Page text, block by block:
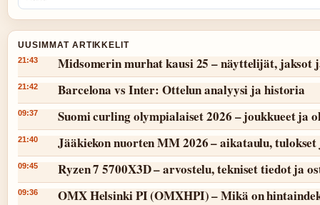
UUSIMMAT ARTIKKELIT
21:43 Midsomerin murhat kausi 25 – näyttelijät, jaksot
21:42 Barcelona vs Inter: Ottelun analyysi ja historia
09:37 Suomi curling olympialaiset 2026 – joukkueet ja
21:40 Jääkiekon nuorten MM 2026 – aikataulu,
09:45 Ryzen 7 5700X3D – arvostelu, tekniset tiedot ja
09:36 OMX Helsinki PI (OMXHPI) – Mikä on